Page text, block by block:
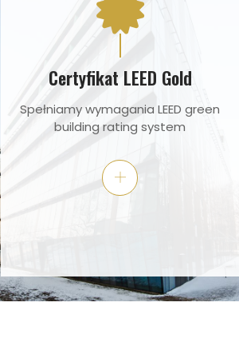
Certyfikat LEED Gold
Spełniamy wymagania LEED green
building rating system